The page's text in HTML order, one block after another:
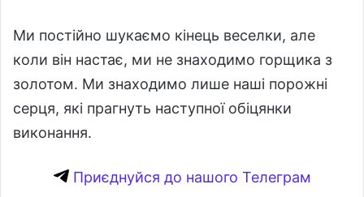
Ми постійно шукаємо кінець веселки, але
коли він настає, ми не знаходимо горщика з
золотом. Ми знаходимо лише наші порожні
серця, які прагнуть наступної обіцянки
виконання.
Приєднуйся до нашого Телеграм